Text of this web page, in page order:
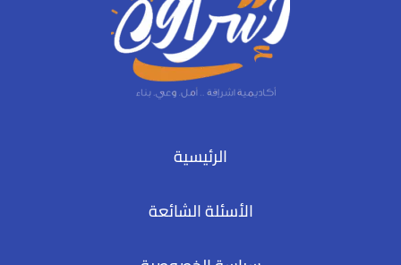
الرئيسية
الأسئلة الشائعة